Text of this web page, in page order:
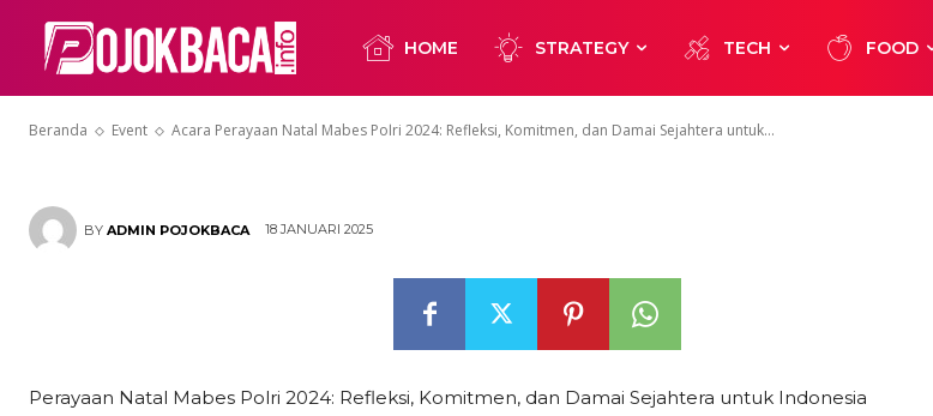
HOME STRATEGY TECH FOOD
Beranda Event Acara Perayaan Natal Mabes Polri 2024: Refleksi, Komitmen, dan Damai Sejahtera untuk...
Damai Sejahtera untuk
BY ADMIN POJOKBACA 18 JANUARI 2025
Perayaan Natal Mabes Polri 2024: Refleksi, Komitmen, dan Damai Sejahtera untuk Indonesia